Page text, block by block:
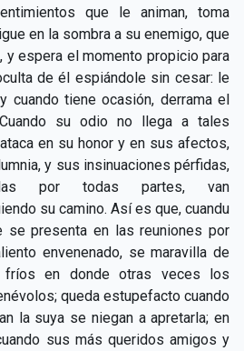
de oraciones
▸
que le animan, toma
en la sombra a su enemigo, que
y espera el momento propicio para
de él espiándole sin cesar: le
cuando tiene ocasión, derrama el
su odio no llega a tales
en su honor y en sus afectos,
y sus insinuaciones pérfidas,
por todas partes, van
su camino. Así es que, cuandu
se presenta en las reuniones por
envenenado, se maravilla de
fríos en donde otras veces los
queda estupefacto cuando
la suya se niegan a apretarla; en
sus más queridos amigos y